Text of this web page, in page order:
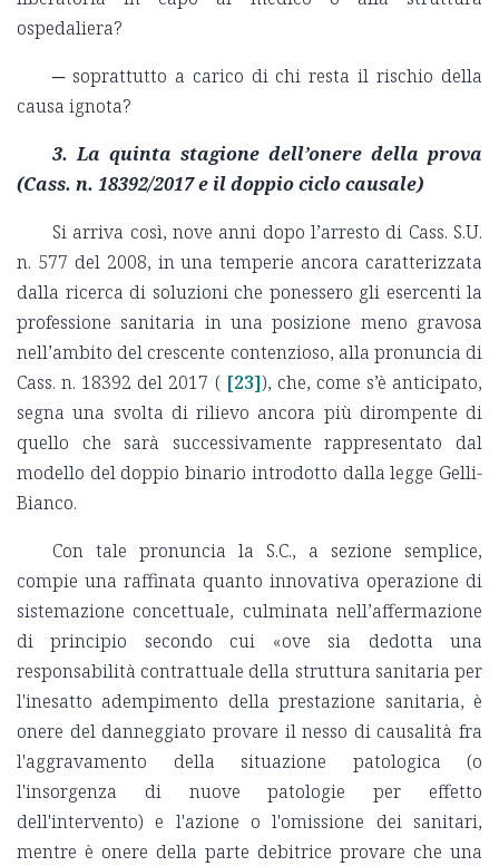
ospedaliera?
─ soprattutto a carico di chi resta il rischio della
causa ignota?
3. La quinta stagione dell’onere della prova
(Cass. n. 18392/2017 e il doppio ciclo causale)
Si arriva così, nove anni dopo l’arresto di Cass. S.U.
n. 577 del 2008, in una temperie ancora caratterizzata
dalla ricerca di soluzioni che ponessero gli esercenti la
professione sanitaria in una posizione meno gravosa
nell’ambito del crescente contenzioso, alla pronuncia di
Cass. n. 18392 del 2017 ( [23]), che, come s’è anticipato,
segna una svolta di rilievo ancora più dirompente di
quello che sarà successivamente rappresentato dal
modello del doppio binario introdotto dalla legge Gelli-
Bianco.
Con tale pronuncia la S.C., a sezione semplice,
compie una raffinata quanto innovativa operazione di
sistemazione concettuale, culminata nell’affermazione
di principio secondo cui «ove sia dedotta una
responsabilità contrattuale della struttura sanitaria per
l'inesatto adempimento della prestazione sanitaria, è
onere del danneggiato provare il nesso di causalità fra
l'aggravamento della situazione patologica (o
l'insorgenza di nuove patologie per effetto
dell'intervento) e l'azione o l'omissione dei sanitari,
mentre è onere della parte debitrice provare che una